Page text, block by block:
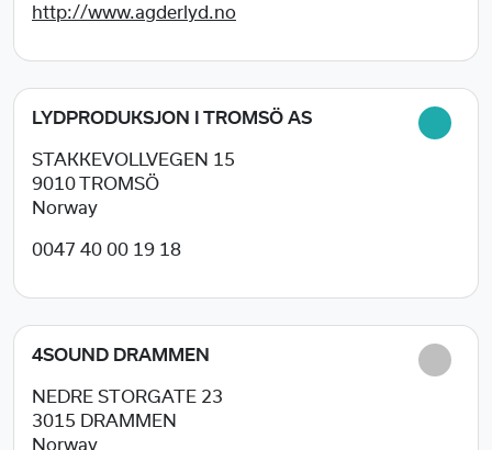
http://www.agderlyd.no
LYDPRODUKSJON I TROMSÖ AS
STAKKEVOLLVEGEN 15
9010
TROMSÖ
Norway
0047 40 00 19 18
4SOUND DRAMMEN
NEDRE STORGATE 23
3015
DRAMMEN
Norway